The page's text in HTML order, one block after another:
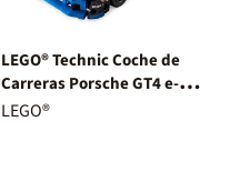
LEGO® Technic Coche de
Carreras Porsche GT4 e-
Performance 42176
LEGO®